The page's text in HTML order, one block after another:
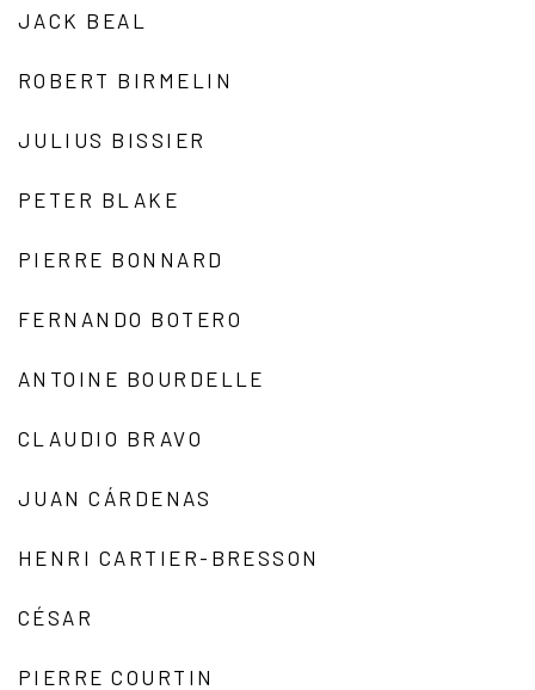
JACK BEAL
ROBERT BIRMELIN
JULIUS BISSIER
PETER BLAKE
PIERRE BONNARD
FERNANDO BOTERO
ANTOINE BOURDELLE
CLAUDIO BRAVO
JUAN CÁRDENAS
HENRI CARTIER-BRESSON
CÉSAR
PIERRE COURTIN